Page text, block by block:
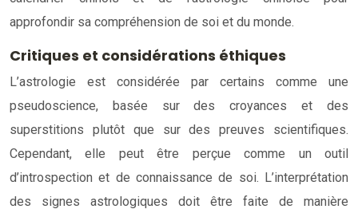
approfondir sa compréhension de soi et du monde.
Critiques et considérations éthiques
L’astrologie est considérée par certains comme une
pseudoscience, basée sur des croyances et des
superstitions plutôt que sur des preuves scientifiques.
Cependant, elle peut être perçue comme un outil
d’introspection et de connaissance de soi. L’interprétation
des signes astrologiques doit être faite de manière